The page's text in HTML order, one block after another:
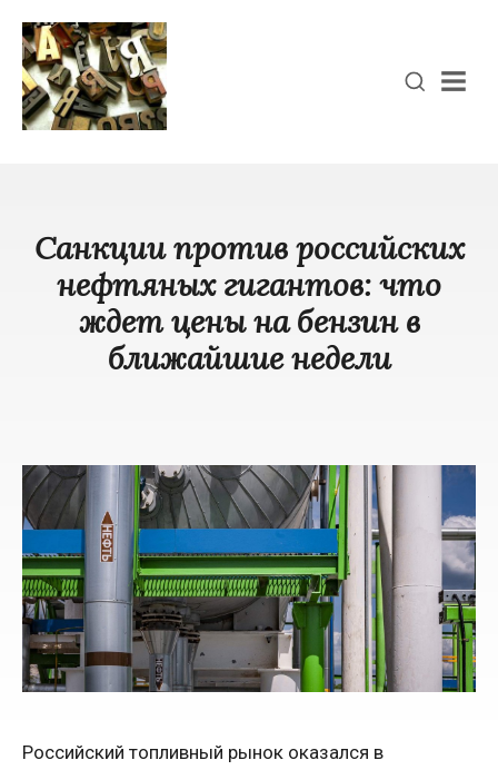
Санкции против российских
нефтяных гигантов: что
ждет цены на бензин в
ближайшие недели
Российский топливный рынок оказался в